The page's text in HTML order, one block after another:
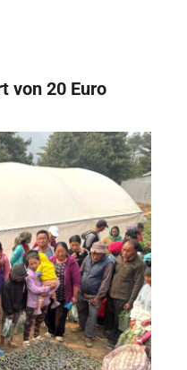
von 20 Euro